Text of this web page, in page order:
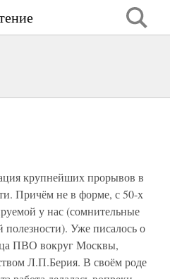
крупнейших прорывов в
Причём не в форме, с 50-х
у нас (сомнительные
полезности). Уже писалось о
ПВО вокруг Москвы,
Л.П.Берия. В своём роде